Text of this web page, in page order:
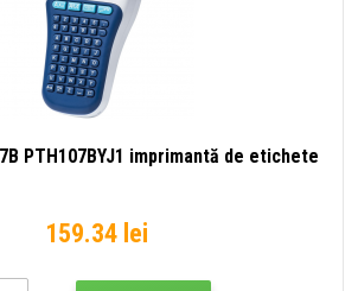
PTH107BYJ1 imprimantă de etichete
159.34 lei